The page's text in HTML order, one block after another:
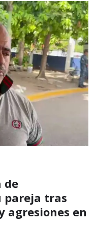
de
pareja tras
agresiones en